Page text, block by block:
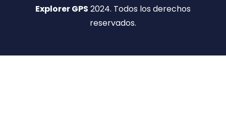
Explorer GPS 2024. Todos los derechos
reservados.